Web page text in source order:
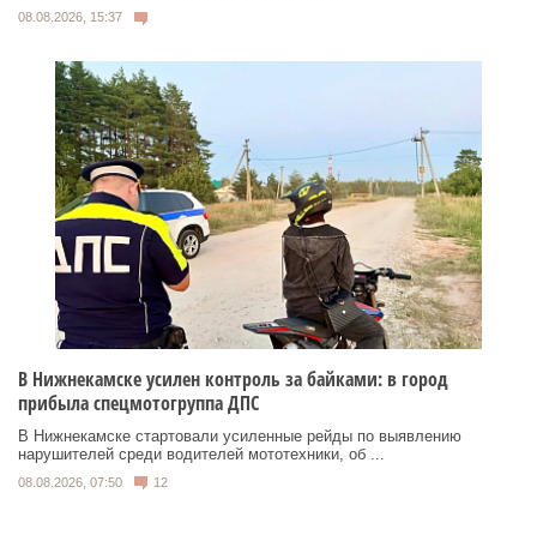
08.08.2026, 15:37
В Нижнекамске усилен контроль за байками: в город
прибыла спецмотогруппа ДПС
В Нижнекамске стартовали усиленные рейды по выявлению
нарушителей среди водителей мототехники, об ...
08.08.2026, 07:50 12